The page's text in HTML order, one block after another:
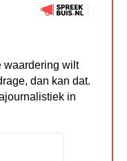
waardering wilt
dan kan dat.
in